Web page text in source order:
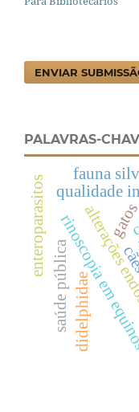
ENVIAR
PALAVRAS-
rinoscopia
qualidade
didelphidae
enteroparasitos
fauna
saúde pública